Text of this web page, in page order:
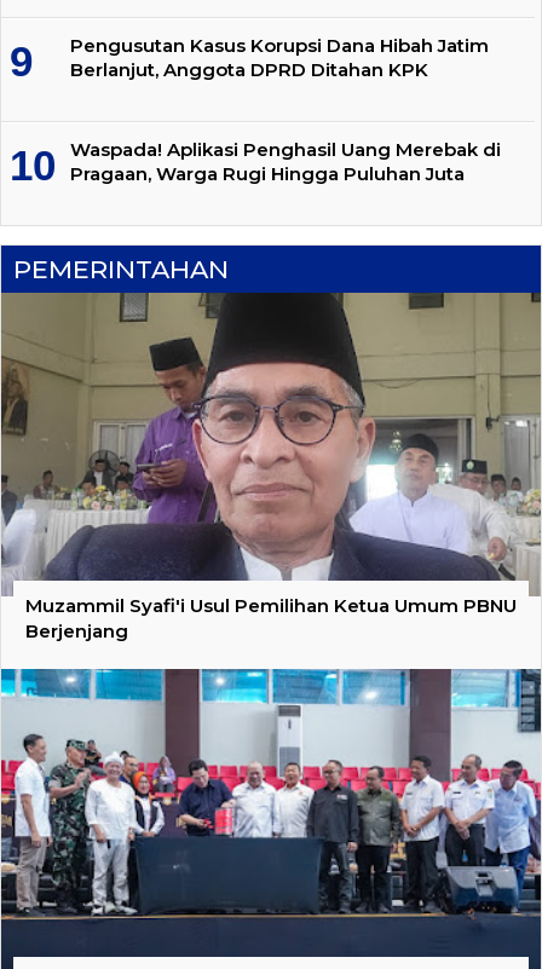
Pengusutan Kasus Korupsi Dana Hibah Jatim
Berlanjut, Anggota DPRD Ditahan KPK
Waspada! Aplikasi Penghasil Uang Merebak di
Pragaan, Warga Rugi Hingga Puluhan Juta
PEMERINTAHAN
Muzammil Syafi'i Usul Pemilihan Ketua Umum PBNU
Berjenjang